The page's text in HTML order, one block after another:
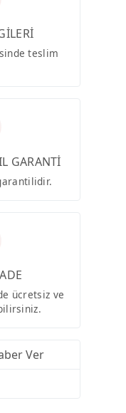
teslim
GARANTİ
ücretsiz ve
Ver